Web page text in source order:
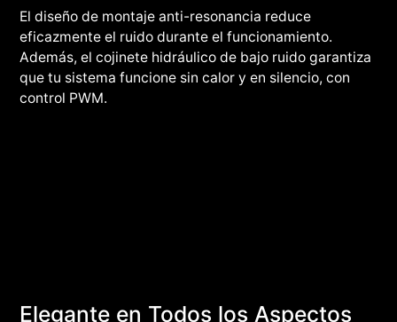
El diseño de montaje anti-resonancia reduce
eficazmente el ruido durante el funcionamiento.
Además, el cojinete hidráulico de bajo ruido garantiza
que tu sistema funcione sin calor y en silencio, con
control PWM.
Elegante en Todos los Aspectos